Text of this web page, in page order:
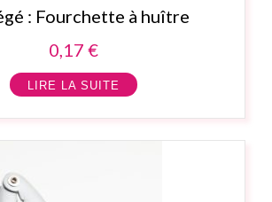
: Fourchette à huître
0,17 €
LIRE LA SUITE